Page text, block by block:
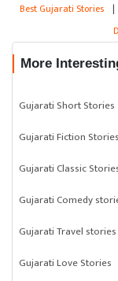
Best Gujarati Stories |
More
Gujarati Short Stories
Gujarati Fiction Stories
Gujarati Classic
Gujarati Comedy
Gujarati Travel stories
Gujarati Love Stories